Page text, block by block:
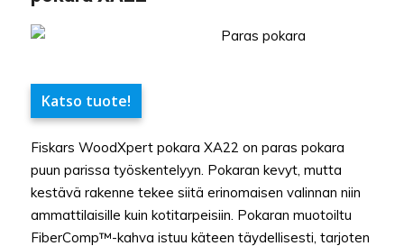
Katso tuote!
Fiskars WoodXpert pokara XA22 on paras pokara
puun parissa työskentelyyn. Pokaran kevyt, mutta
kestävä rakenne tekee siitä erinomaisen valinnan niin
ammattilaisille kuin kotitarpeisiin. Pokaran muotoiltu
FiberComp™-kahva istuu käteen täydellisesti, tarjoten